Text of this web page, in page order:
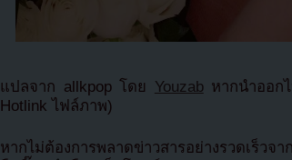
แปลจาก allkpop โดย Youzabหากนำออก
Hotlink ไฟล์ภาพ)
หากไม่ต้องการพลาดข่าวสารอย่างรวดเร็ว